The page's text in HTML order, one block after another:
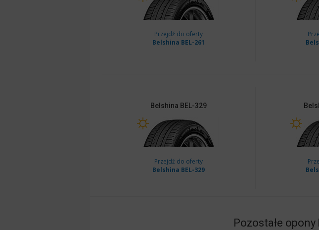
Przejdź do oferty
Belshina BEL-261
Belshina BEL-329
Przejdź do oferty
Belshina BEL-329
Pozostałe opony